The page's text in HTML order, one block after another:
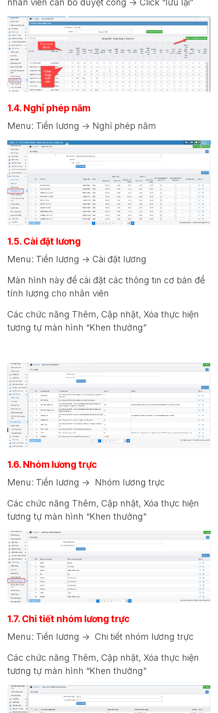
nhân viên cần bỏ duyệt công -> Click “lưu lại”
1.4. Nghỉ phép năm
Menu: Tiền lương -> Nghỉ phép năm
1.5. Cài đặt lương
Menu: Tiền lương -> Cài đặt lương
Màn hình này để cài đặt các thông tin cơ bản để
tính lương cho nhân viên
Các chức năng Thêm, Cập nhật, Xóa thực hiện
tương tự màn hình “Khen thưởng”
1.6. Nhóm lương trực
Menu: Tiền lương -> Nhóm lương trực
Các chức năng Thêm, Cập nhật, Xóa thực hiện
tương tự màn hình “Khen thưởng”
1.7. Chi tiết nhóm lương trực
Menu: Tiền lương -> Chi tiết nhóm lương trực
Các chức năng Thêm, Cập nhật, Xóa thực hiện
tương tự màn hình “Khen thưởng”